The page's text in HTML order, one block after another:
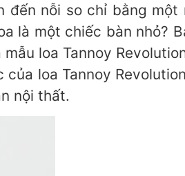
đến nỗi so chỉ bằng một
là một chiếc bàn nhỏ?
loa Tannoy
loa Tannoy
nội thất.